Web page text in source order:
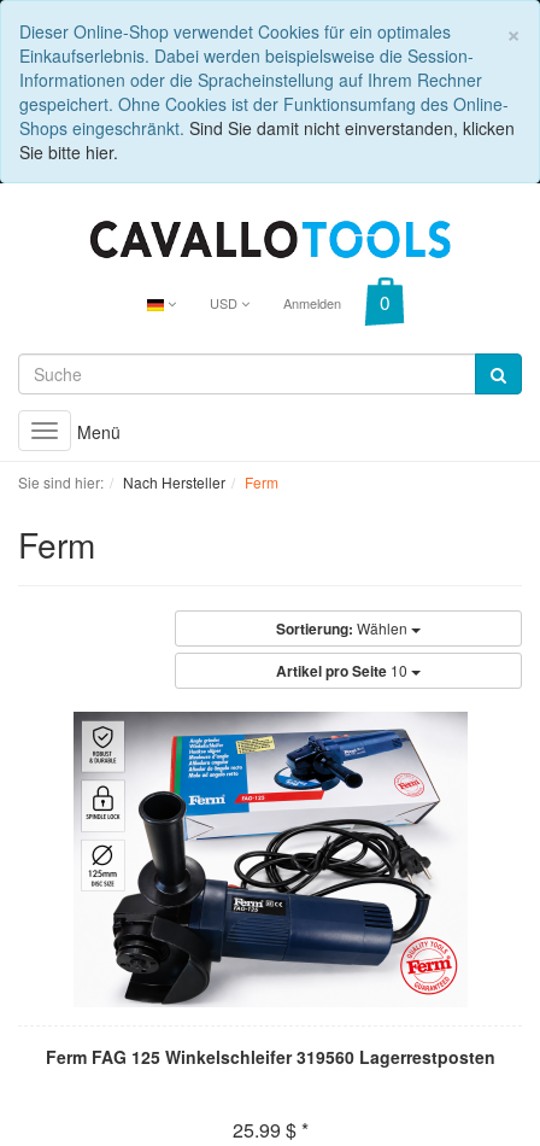
×
Dieser Online-Shop verwendet Cookies für ein optimales
Einkaufserlebnis. Dabei werden beispielsweise die Session-
Informationen oder die Spracheinstellung auf Ihrem Rechner
gespeichert. Ohne Cookies ist der Funktionsumfang des Online-
Shops eingeschränkt. Sind Sie damit nicht einverstanden, klicken
Sie bitte hier.
USD Anmelden
Toggle
navigation
Menü
Sie sind hier: Nach Hersteller Ferm
Ferm
Sortierung: Wählen
Artikel pro Seite 10
Ferm FAG 125 Winkelschleifer 319560 Lagerrestposten
25.99 $ *